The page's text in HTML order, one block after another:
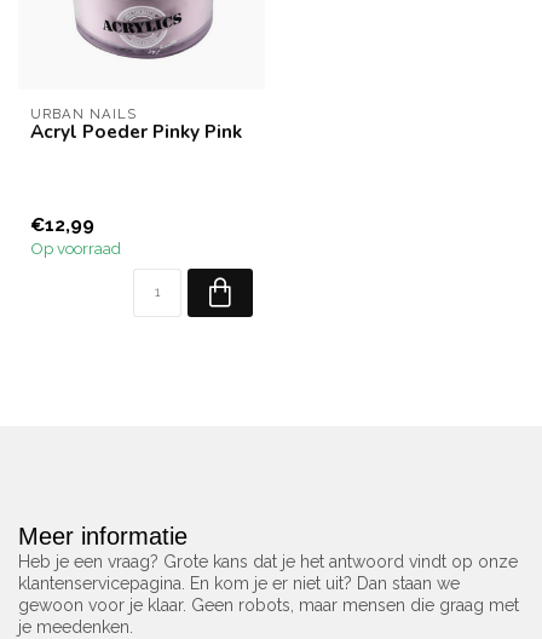
URBAN NAILS
Acryl Poeder Pinky Pink
€12,99
Op voorraad
Meer informatie
Heb je een vraag? Grote kans dat je het antwoord vindt op onze
klantenservicepagina. En kom je er niet uit? Dan staan we
gewoon voor je klaar. Geen robots, maar mensen die graag met
je meedenken.